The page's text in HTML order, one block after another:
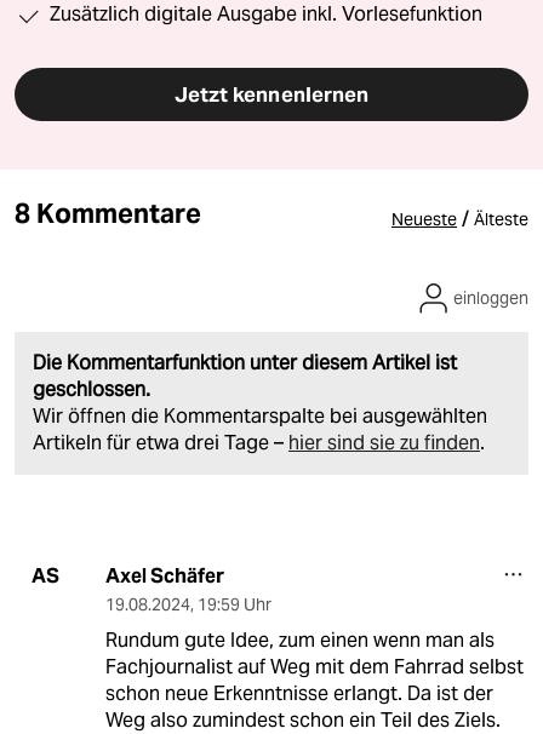
Zusätzlich digitale Ausgabe inkl. Vorlesefunktion
Jetzt kennenlernen
8 Kommentare Neueste / Älteste
Die Kommentarfunktion unter diesem Artikel ist
geschlossen.
Wir öffnen die Kommentarspalte bei ausgewählten
Artikeln für etwa drei Tage – hier sind sie zu finden.
einloggen
AS Axel Schäfer
19.08.2024, 19:59 Uhr
Rundum gute Idee, zum einen wenn man als
Fachjournalist auf Weg mit dem Fahrrad selbst
schon neue Erkenntnisse erlangt. Da ist der
Weg also zumindest schon ein Teil des Ziels.